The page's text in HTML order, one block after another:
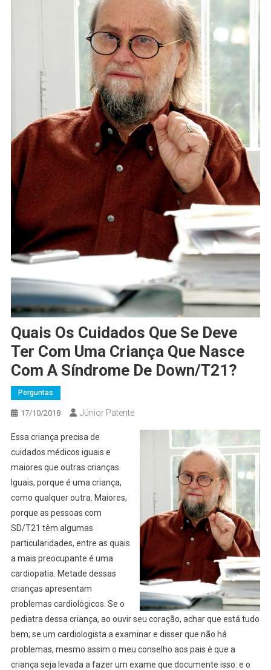
Quais Os Cuidados Que Se Deve
Ter Com Uma Criança Que Nasce
Com A Síndrome De Down/T21?
Perguntas
17/10/2018 Júnior Patente
Essa criança precisa de
cuidados médicos iguais e
maiores que outras crianças.
Iguais, porque é uma criança,
como qualquer outra. Maiores,
porque as pessoas com
SD/T21 têm algumas
particularidades, entre as quais
a mais preocupante é uma
cardiopatia. Metade dessas
crianças apresentam
problemas cardiológicos. Se o
pediatra dessa criança, ao ouvir seu coração, achar que está tudo
bem; se um cardiologista a examinar e disser que não há
problemas, mesmo assim o meu conselho aos pais é que a
criança seja levada a fazer um exame que documente isso: e o